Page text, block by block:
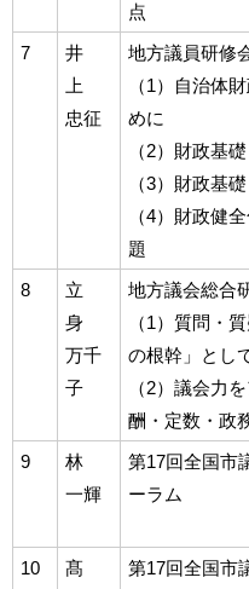
点
7
井
上
忠征
地方議員研修
（1）自治体
めに
（2）財政基
（3）財政基
（4）財政健
題
8
立
身
万千
子
地方議会総合
（1）質問・
の根幹」とし
（2）議会力
酬・定数・政
9
林
一輝
第17回全国市
ーラム
10
髙
第17回全国市